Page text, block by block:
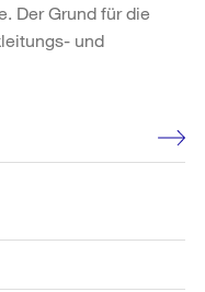
Der Grund für die
und